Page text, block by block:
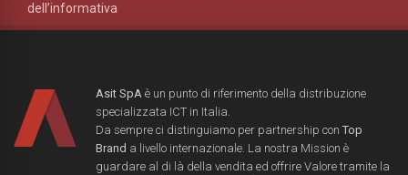
dell’informativa
Asit SpA è un punto di riferimento della distribuzione
specializzata ICT in Italia.
Da sempre ci distinguiamo per partnership con Top
Brand a livello internazionale. La nostra Mission è
guardare al di là della vendita ed offrire Valore tramite la